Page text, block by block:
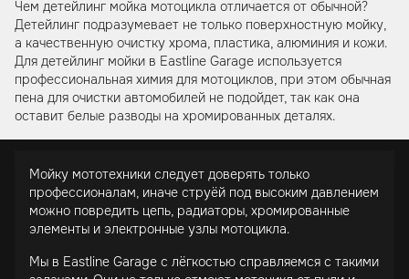
Чем детейлинг мойка мотоцикла отличается от обычной?
Детейлинг подразумевает не только поверхностную мойку,
а качественную очистку хрома, пластика, алюминия и кожи.
Для детейлинг мойки в Eastline Garage используется
профессиональная химия для мотоциклов, при этом обычная
пена для очистки автомобилей не подойдет, так как она
оставит белые разводы на хромированных деталях.
Мойку мототехники следует доверять только
профессионалам, иначе струёй под высоким давлением
можно повредить цепь, радиаторы, хромированные
элементы и электронные узлы мотоцикла.
Мы в Eastline Garage с лёгкостью справляемся с такими